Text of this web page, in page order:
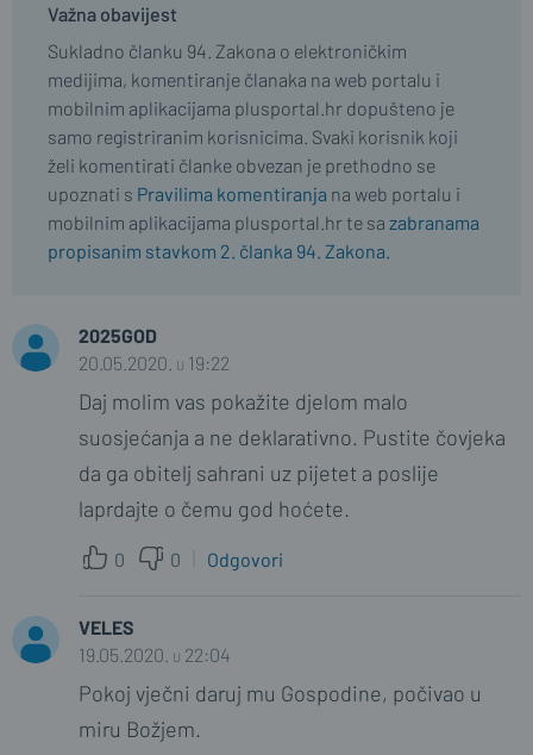
Važna obavijest
Sukladno članku 94. Zakona o elektroničkim
medijima, komentiranje članaka na web portalu i
mobilnim aplikacijama plusportal.hr dopušteno je
samo registriranim korisnicima. Svaki korisnik koji
želi komentirati članke obvezan je prethodno se
upoznati s Pravilima komentiranja na web portalu i
mobilnim aplikacijama plusportal.hr te sa zabranama
propisanim stavkom 2. članka 94. Zakona.
2025GOD
20.05.2020. u 19:22
Daj molim vas pokažite djelom malo
suosjećanja a ne deklarativno. Pustite čovjeka
da ga obitelj sahrani uz pijetet a poslije
laprdajte o čemu god hoćete.
0 0 Odgovori
VELES
19.05.2020. u 22:04
Pokoj vječni daruj mu Gospodine, počivao u
miru Božjem.